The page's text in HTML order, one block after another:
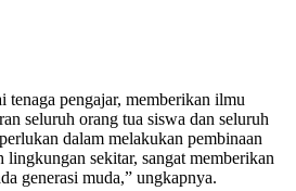
tenaga pengajar, memberikan ilmu
seluruh orang tua siswa dan seluruh
dalam melakukan pembinaan
lingkungan sekitar, sangat memberikan
generasi muda,” ungkapnya.